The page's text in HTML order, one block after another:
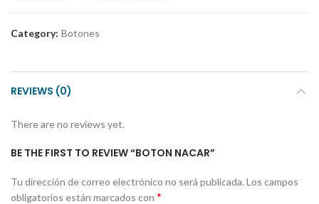
Category: Botones
REVIEWS (0)
There are no reviews yet.
BE THE FIRST TO REVIEW “BOTON NACAR”
Tu dirección de correo electrónico no será publicada. Los campos
obligatorios están marcados con *